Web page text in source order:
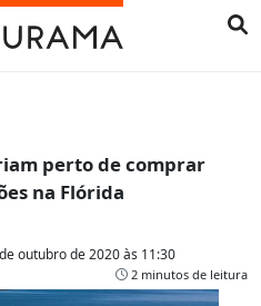
perto de comprar
na Flórida
outubro de 2020 às 11:30
2 minutos de leitura